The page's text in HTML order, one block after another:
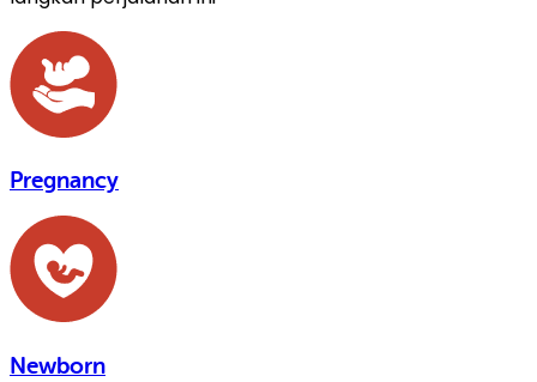
Pregnancy
Newborn